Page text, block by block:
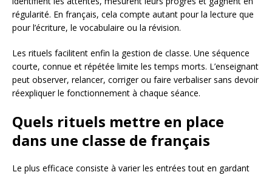
régularité. En français, cela compte autant pour la lecture que
pour l’écriture, le vocabulaire ou la révision.
Les rituels facilitent enfin la gestion de classe. Une séquence
courte, connue et répétée limite les temps morts. L’enseignant
peut observer, relancer, corriger ou faire verbaliser sans devoir
réexpliquer le fonctionnement à chaque séance.
Quels rituels mettre en place
dans une classe de français
Le plus efficace consiste à varier les entrées tout en gardant